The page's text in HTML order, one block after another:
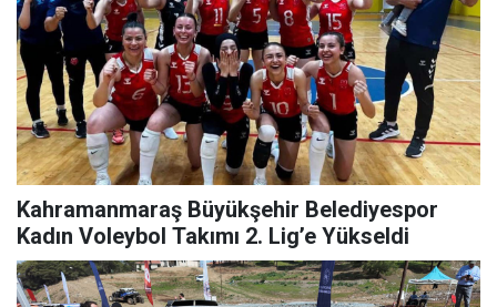
Kahramanmaraş Büyükşehir Belediyespor
Kadın Voleybol Takımı 2. Lig’e Yükseldi